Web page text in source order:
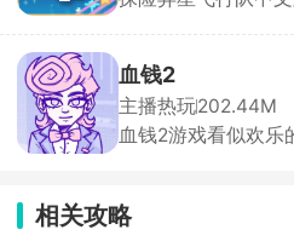
开启探险。在浩瀚的
索，发现隐藏的位置
立属于自己的基地，
安排上，稳扎稳打，
血钱2
主播热玩202.44M
血钱2游戏看似欢乐
的大脑解决各种难题
相应的报酬，直到筹
相关攻略